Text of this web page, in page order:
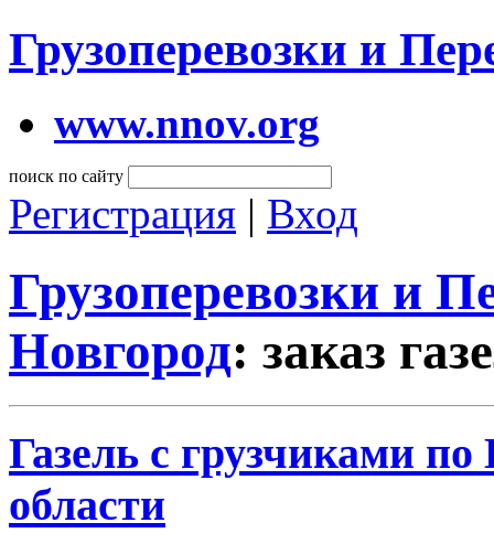
Грузоперевозки и
www.nnov.org
поиск по сайту
Регистрация | Вход
Грузоперевозки и
Новгород: заказ
Газель с грузчиками
области